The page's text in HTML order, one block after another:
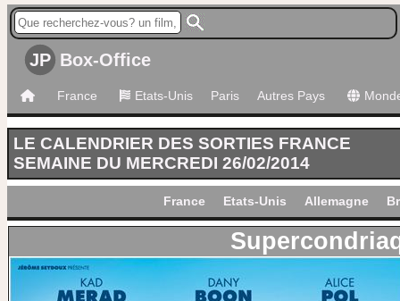
JP Box-Office
France Etats-Unis Paris Autres Pays
LE CALENDRIER DES SORTIES FRANCE
SEMAINE DU MERCREDI 26/02/2014
France Etats-Unis Allemagne